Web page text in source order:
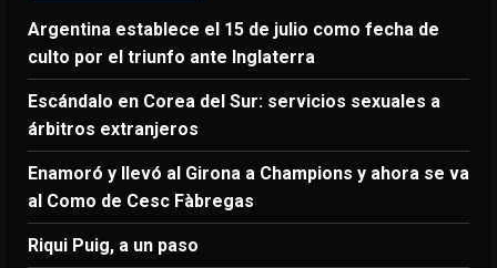
Argentina establece el 15 de julio como fecha de
culto por el triunfo ante Inglaterra
Escándalo en Corea del Sur: servicios sexuales a
árbitros extranjeros
Enamoró y llevó al Girona a Champions y ahora se va
al Como de Cesc Fàbregas
Riqui Puig, a un paso